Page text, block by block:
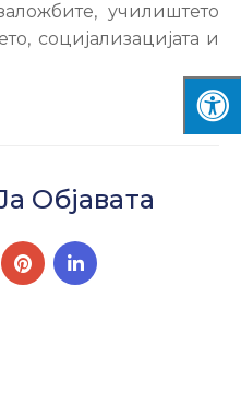
училиштето
социјализацијата и
Објавата